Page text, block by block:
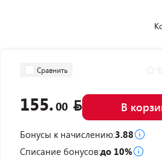
Сравнить
155.00 В
Бонусы к начислению:3.88
Списание бонусов:до 10%